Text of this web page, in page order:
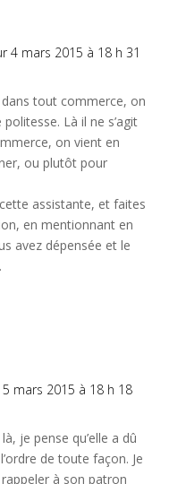
4 mars 2015 à 18 h 31
tout commerce, on
Là il ne s’agit
on vient en
ou plutôt pour
assistante, et faites
en mentionnant en
avez dépensée et le
5 mars 2015 à 18 h 18
je pense qu’elle a dû
de toute façon. Je
à son patron